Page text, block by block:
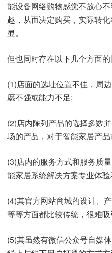
能设备网络购物感觉不放心
趣，从而决定购买，实际转
显。
但也同时存在以下几个方面的
(1)店面的选址位置不佳，周
愿不强或能力不足;
(2)店内陈列产品的选择多数
场的产品，对于智能家居产
(3)店内的服务方式和服务质
能家居系统解决方案专业体
(4)其官方网站商城的设计、
等等方面都比较传统，很难
(5)其虽然有微信公众号自媒